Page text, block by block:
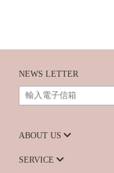
NEWS LETTER
ABOUT US
SERVICE